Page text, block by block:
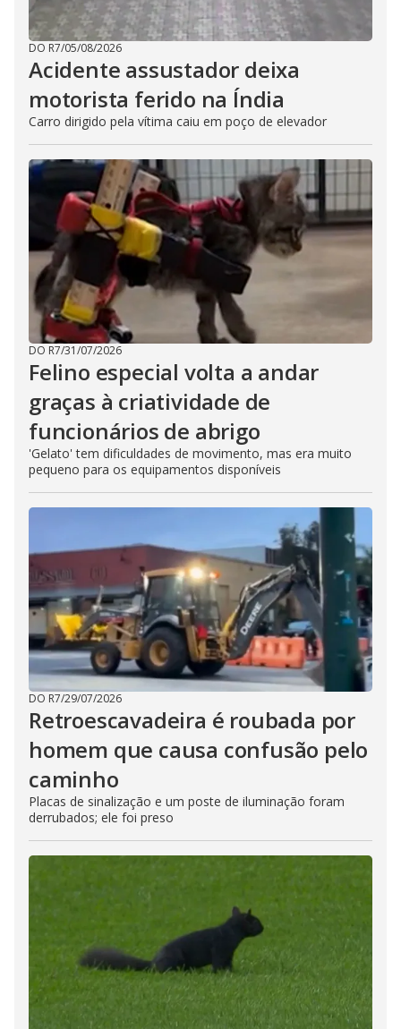
DO R7/05/08/2026
Acidente assustador deixa
motorista ferido na Índia
Carro dirigido pela vítima caiu em poço de elevador
DO R7/31/07/2026
Felino especial volta a andar
graças à criatividade de
funcionários de abrigo
'Gelato' tem dificuldades de movimento, mas era muito
pequeno para os equipamentos disponíveis
DO R7/29/07/2026
Retroescavadeira é roubada por
homem que causa confusão pelo
caminho
Placas de sinalização e um poste de iluminação foram
derrubados; ele foi preso